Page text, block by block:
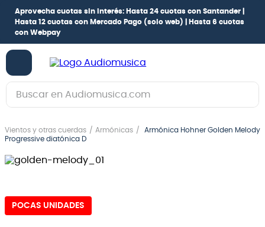
Aprovecha cuotas sin interés: Hasta 24 cuotas con Santander |
Hasta 12 cuotas con Mercado Pago (solo web) |
Hasta 6 cuotas
con Webpay
Buscar en Audiomusica.com
Vientos y otras cuerdas Armónicas
Armónica Hohner Golden Melody
Progressive diatónica D
POCAS UNIDADES
1.
guitarra electrica
2.
bajo
4.
pioneerdj